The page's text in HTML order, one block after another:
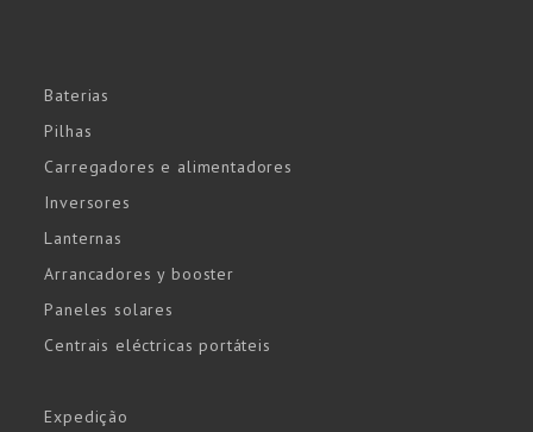
Baterias
Pilhas
Carregadores e alimentadores
Inversores
Lanternas
Arrancadores y booster
Paneles solares
Centrais eléctricas portáteis
Expedição